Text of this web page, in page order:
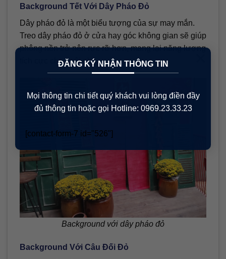
ĐĂNG KÝ NHẬN THÔNG TIN
Mọi thông tin chi tiết quý khách vui lòng điền đầy
đủ thông tin hoặc gọi Hotline: 0969.23.33.23
[contact-form-7 id="526"]
Background Tết Với Dây Pháo Đỏ
Dây pháo đỏ là một biểu tượng của sự may mắn.
Treo dây pháo đỏ ở cửa hay góc không gian sẽ giúp
phông nền trở nên rực rỡ hơn, mang lại năng lượng
tích cực cho ngôi nhà.
Background với dây pháo đỏ
Background Với Câu Đối Đỏ